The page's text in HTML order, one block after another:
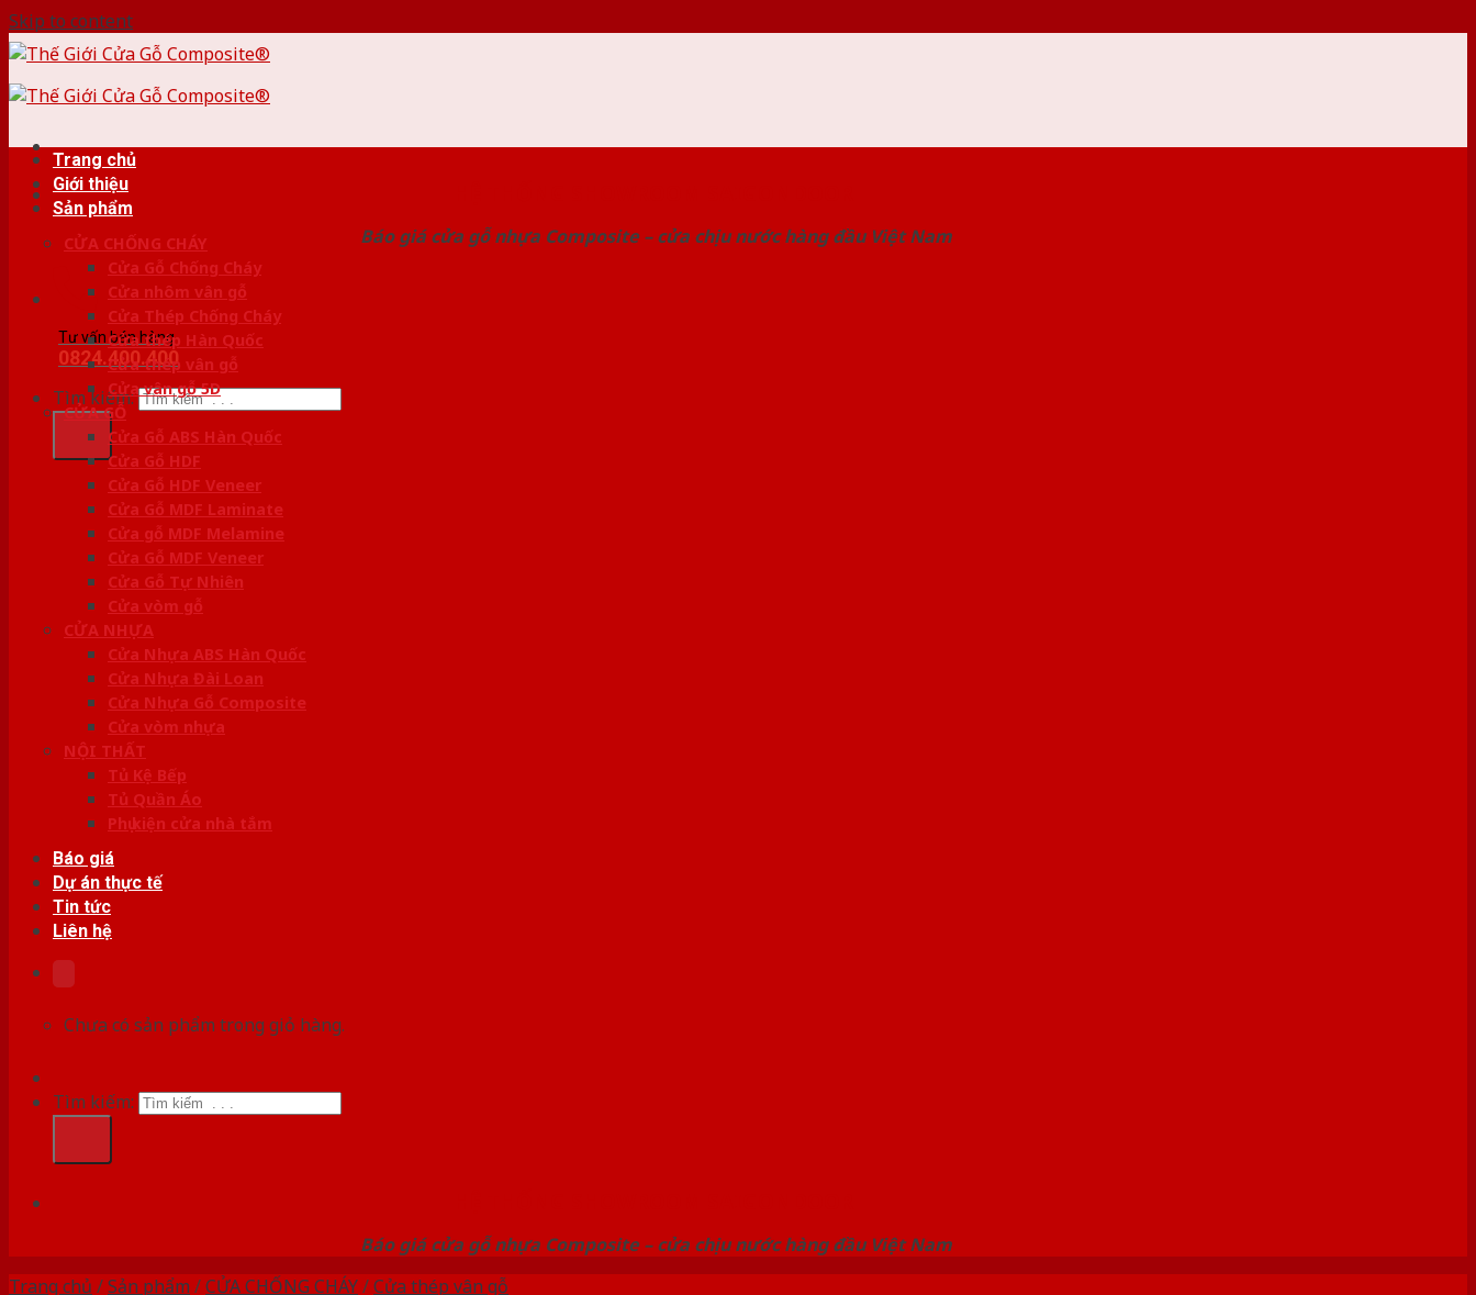
Skip to content
Báo giá cửa gỗ nhựa Composite – cửa chịu nước hàng đầu Việt Nam
Tư vấn bán hàng
0824.400.400
Tìm kiếm:
Trang chủ
Giới thiệu
Sản phẩm
CỬA CHỐNG CHÁY
Cửa Gỗ Chống Cháy
Cửa nhôm vân gỗ
Cửa Thép Chống Cháy
Cửa thép Hàn Quốc
Cửa thép vân gỗ
Cửa vân gỗ 5D
CỬA GỖ
Cửa Gỗ ABS Hàn Quốc
Cửa Gỗ HDF
Cửa Gỗ HDF Veneer
Cửa Gỗ MDF Laminate
Cửa gỗ MDF Melamine
Cửa Gỗ MDF Veneer
Cửa Gỗ Tự Nhiên
Cửa vòm gỗ
CỬA NHỰA
Cửa Nhựa ABS Hàn Quốc
Cửa Nhựa Đài Loan
Cửa Nhựa Gỗ Composite
Cửa vòm nhựa
NỘI THẤT
Tủ Kệ Bếp
Tủ Quần Áo
Phụ kiện cửa nhà tắm
Báo giá
Dự án thực tế
Tin tức
Liên hệ
Chưa có sản phẩm trong giỏ hàng.
Tìm kiếm:
Báo giá cửa gỗ nhựa Composite – cửa chịu nước hàng đầu Việt Nam
Trang chủ /Sản phẩm /CỬA CHỐNG CHÁY/Cửa thép vân gỗ